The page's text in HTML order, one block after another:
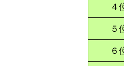
４
５
６